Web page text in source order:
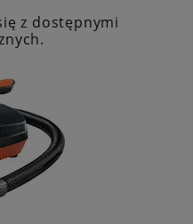
z dostępnymi